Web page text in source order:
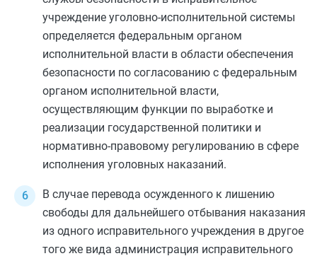
учреждение уголовно-исполнительной системы
определяется федеральным органом
исполнительной власти в области обеспечения
безопасности по согласованию с федеральным
органом исполнительной власти,
осуществляющим функции по выработке и
реализации государственной политики и
нормативно-правовому регулированию в сфере
исполнения уголовных наказаний.
В случае перевода осужденного к лишению
свободы для дальнейшего отбывания наказания
из одного исправительного учреждения в другое
того же вида администрация исправительного